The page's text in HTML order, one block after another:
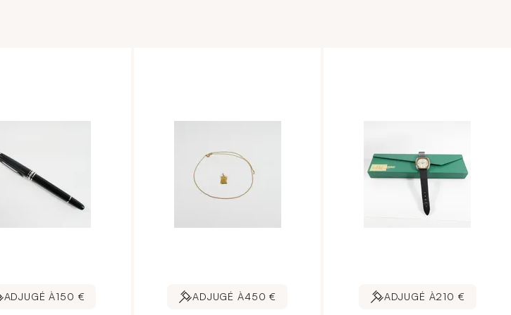
ADJUGÉ À150 € ADJUGÉ À450 € ADJUGÉ À210 €